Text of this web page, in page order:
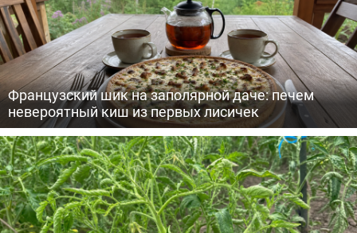
Французский шик на заполярной даче: печем
невероятный киш из первых лисичек